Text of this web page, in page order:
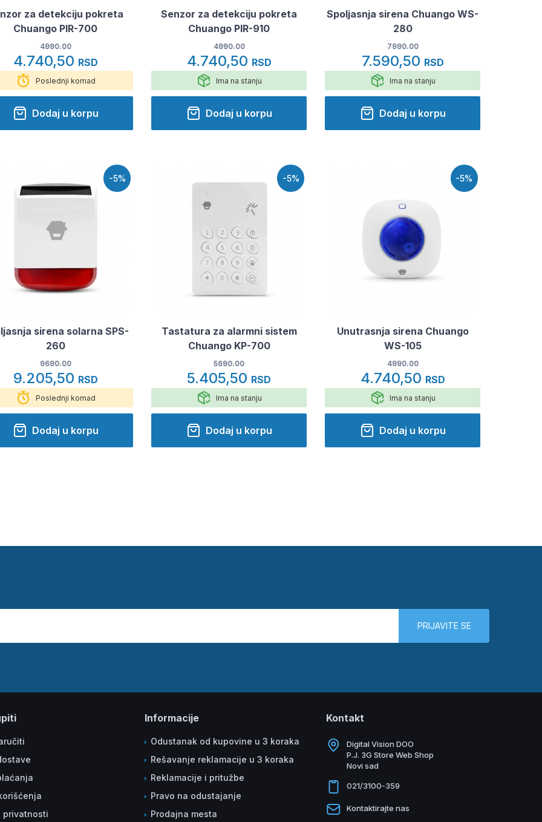
za detekciju pokreta
Chuango PIR-700
4990.00
4.740,50 RSD
Poslednji komad
Dodaj u korpu
Senzor za detekciju pokreta
Chuango PIR-910
4990.00
4.740,50 RSD
Ima na stanju
Dodaj u korpu
Spoljasnja sirena Chuango WS-
280
7990.00
7.590,50 RSD
Ima na stanju
Dodaj u korpu
-5%
sirena solarna SPS-
260
9690.00
9.205,50 RSD
Poslednji komad
Dodaj u korpu
-5%
Tastatura za alarmni sistem
Chuango KP-700
5690.00
5.405,50 RSD
Ima na stanju
Dodaj u korpu
-5%
Unutrasnja sirena Chuango
WS-105
4990.00
4.740,50 RSD
Ima na stanju
Dodaj u korpu
PRIJAVITE SE
privatnosti
Informacije
Odustanak od kupovine u 3 koraka
Rešavanje reklamacije u 3 koraka
Reklamacije i pritužbe
Pravo na odustajanje
Prodajna mesta
Kontakt
Digital Vision DOO
P.J. 3G Store Web Shop
Novi sad
021/3100-359
Kontaktirajte nas